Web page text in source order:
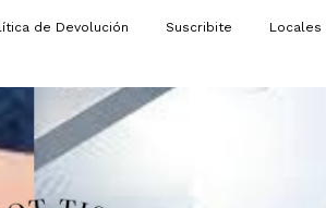
de Devolución Suscribite Locales